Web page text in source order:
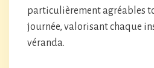
particulièrement agréables
journée, valorisant chaque
véranda.